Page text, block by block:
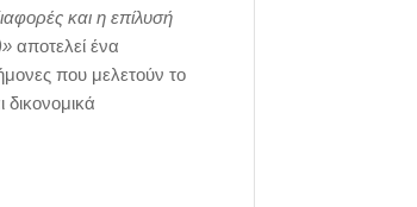
και η επίλυσή
αποτελεί ένα
που μελετούν το
δικονομικά